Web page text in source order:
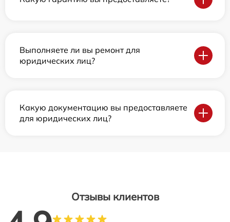
Выполняете ли вы ремонт для
юридических лиц?
Какую документацию вы предоставляете
для юридических лиц?
Отзывы клиентов